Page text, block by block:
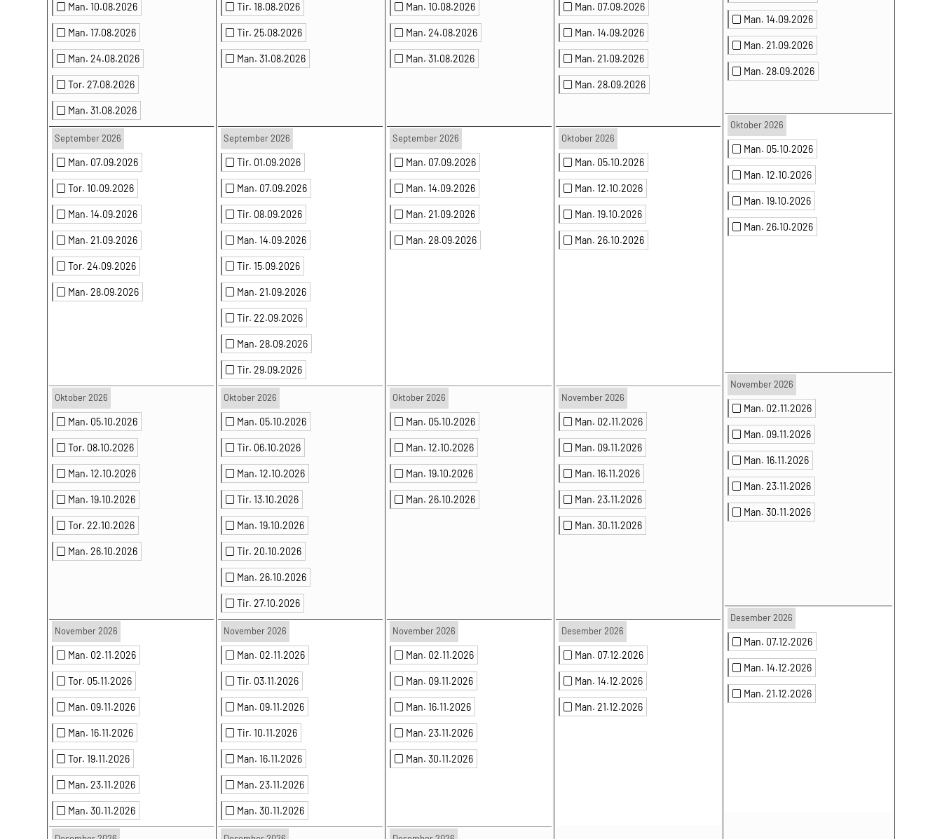
Man. 10.08.2026
Man. 17.08.2026
Man. 24.08.2026
Tor. 27.08.2026
Man. 31.08.2026
September 2026
Man. 07.09.2026
Tor. 10.09.2026
Man. 14.09.2026
Man. 21.09.2026
Tor. 24.09.2026
Man. 28.09.2026
Oktober 2026
Man. 05.10.2026
Tor. 08.10.2026
Man. 12.10.2026
Man. 19.10.2026
Tor. 22.10.2026
Man. 26.10.2026
November 2026
Man. 02.11.2026
Tor. 05.11.2026
Man. 09.11.2026
Man. 16.11.2026
Tor. 19.11.2026
Man. 23.11.2026
Man. 30.11.2026
Tir. 18.08.2026
Tir. 25.08.2026
Man. 31.08.2026
September 2026
Tir. 01.09.2026
Man. 07.09.2026
Tir. 08.09.2026
Man. 14.09.2026
Tir. 15.09.2026
Man. 21.09.2026
Tir. 22.09.2026
Man. 28.09.2026
Tir. 29.09.2026
Oktober 2026
Man. 05.10.2026
Tir. 06.10.2026
Man. 12.10.2026
Tir. 13.10.2026
Man. 19.10.2026
Tir. 20.10.2026
Man. 26.10.2026
Tir. 27.10.2026
November 2026
Man. 02.11.2026
Tir. 03.11.2026
Man. 09.11.2026
Tir. 10.11.2026
Man. 16.11.2026
Man. 23.11.2026
Man. 30.11.2026
Man. 10.08.2026
Man. 24.08.2026
Man. 31.08.2026
September 2026
Man. 07.09.2026
Man. 14.09.2026
Man. 21.09.2026
Man. 28.09.2026
Oktober 2026
Man. 05.10.2026
Man. 12.10.2026
Man. 19.10.2026
Man. 26.10.2026
November 2026
Man. 02.11.2026
Man. 09.11.2026
Man. 16.11.2026
Man. 23.11.2026
Man. 30.11.2026
Man. 07.09.2026
Man. 14.09.2026
Man. 21.09.2026
Man. 28.09.2026
Oktober 2026
Man. 05.10.2026
Man. 12.10.2026
Man. 19.10.2026
Man. 26.10.2026
November 2026
Man. 02.11.2026
Man. 09.11.2026
Man. 16.11.2026
Man. 23.11.2026
Man. 30.11.2026
Desember 2026
Man. 07.12.2026
Man. 14.12.2026
Man. 21.12.2026
Man. 14.09.2026
Man. 21.09.2026
Man. 28.09.2026
Oktober 2026
Man. 05.10.2026
Man. 12.10.2026
Man. 19.10.2026
Man. 26.10.2026
November 2026
Man. 02.11.2026
Man. 09.11.2026
Man. 16.11.2026
Man. 23.11.2026
Man. 30.11.2026
Desember 2026
Man. 07.12.2026
Man. 14.12.2026
Man. 21.12.2026